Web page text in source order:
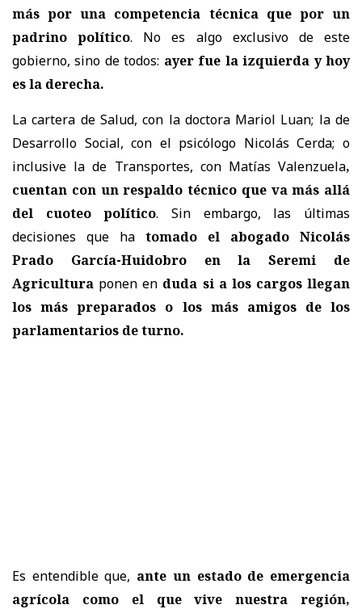
más por una competencia técnica que por un
padrino político. No es algo exclusivo de este
gobierno, sino de todos: ayer fue la izquierda y hoy
es la derecha.
La cartera de Salud, con la doctora Mariol Luan; la de
Desarrollo Social, con el psicólogo Nicolás Cerda; o
inclusive la de Transportes, con Matías Valenzuela,
cuentan con un respaldo técnico que va más allá
del cuoteo político. Sin embargo, las últimas
decisiones que ha tomado el abogado Nicolás
Prado García-Huidobro en la Seremi de
Agricultura ponen en duda si a los cargos llegan
los más preparados o los más amigos de los
parlamentarios de turno.
Es entendible que, ante un estado de emergencia
agrícola como el que vive nuestra región,